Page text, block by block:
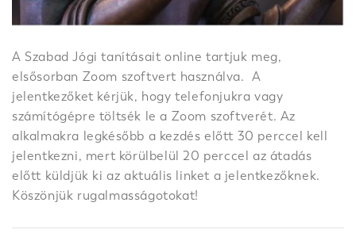
A Szabad Jógi tanításait online tartjuk meg,
elsősorban Zoom szoftvert használva. A
jelentkezőket kérjük, hogy telefonjukra vagy
számítógépre töltsék le a Zoom szoftverét. Az
alkalmakra legkésőbb a kezdés előtt 30 perccel kell
jelentkezni, mert körülbelül 20 perccel az átadás
előtt küldjük ki az aktuális linket a jelentkezőknek.
Köszönjük rugalmasságotokat!